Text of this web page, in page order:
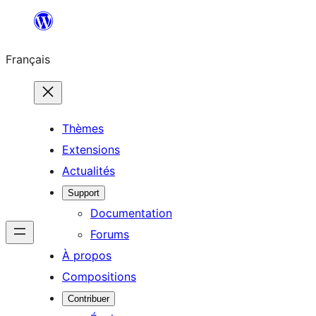
contenu
Français
Thèmes
Extensions
Actualités
Support
Documentation
Forums
À propos
Compositions
Contribuer